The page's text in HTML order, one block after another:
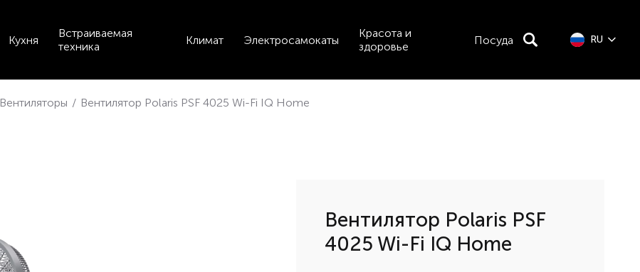
Кухня
Встраиваемая
техника
Климат Электросамокаты
Красота и
здоровье
Посуда RU
Вентиляторы / Вентилятор Polaris PSF 4025 Wi-Fi IQ Home
Вентилятор Polaris PSF
4025 Wi-Fi IQ Home